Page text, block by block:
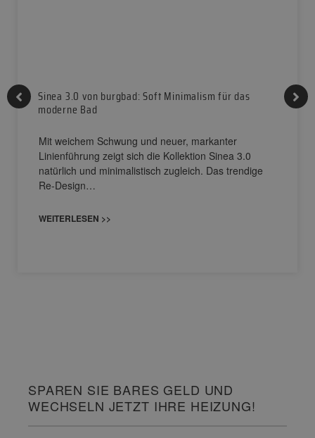
Sinea 3.0 von burgbad: Soft Minimalism für das
moderne Bad
Mit weichem Schwung und neuer, markanter
Linienführung zeigt sich die Kollektion Sinea 3.0
natürlich und minimalistisch zugleich. Das trendige
Re-Design…
WEITERLESEN >>
SPAREN SIE BARES GELD UND
WECHSELN JETZT IHRE HEIZUNG!